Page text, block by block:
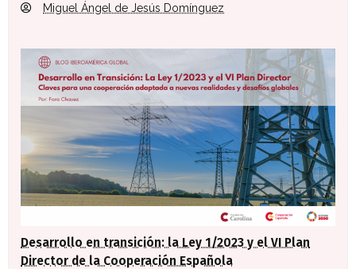
Miguel Ángel de Jesús Domínguez
Desarrollo en transición: la Ley 1/2023 y el VI Plan
Director de la Cooperación Española